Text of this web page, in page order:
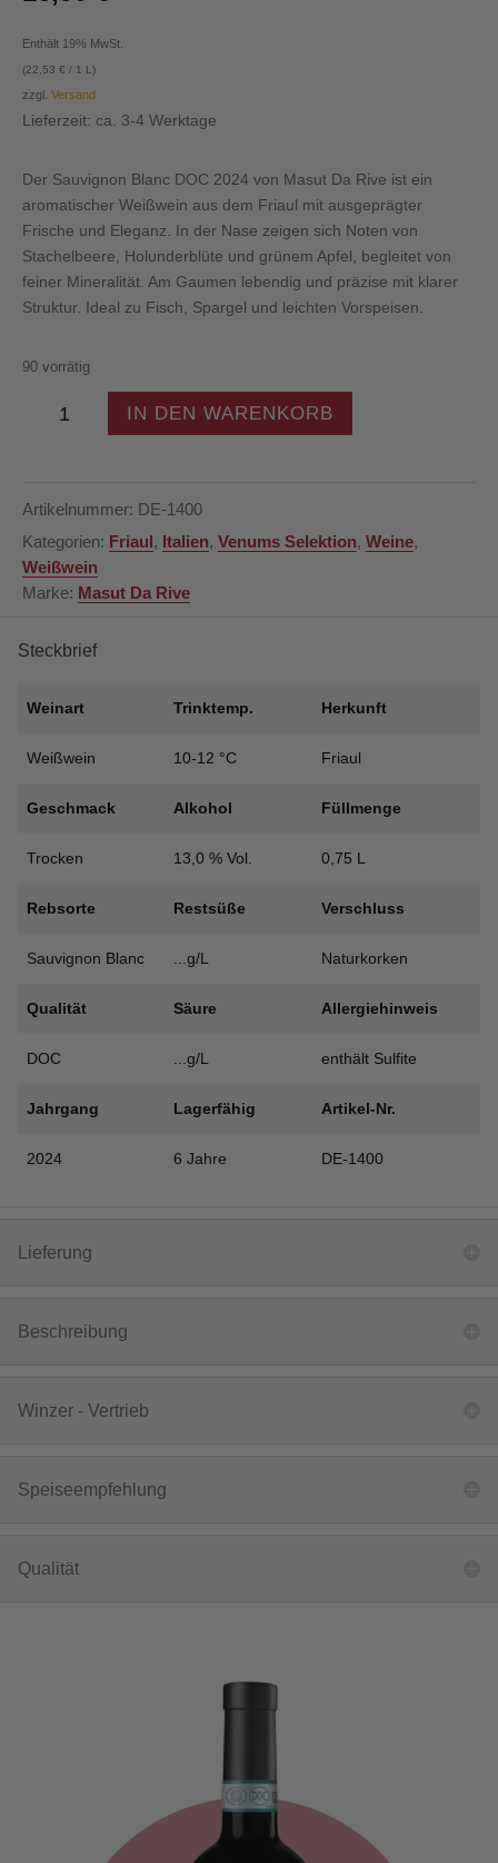
Enthält 19% MwSt.
(22,53 € / 1 L)
zzgl. Versand
Lieferzeit: ca. 3-4 Werktage
Der Sauvignon Blanc DOC 2024 von Masut Da Rive ist ein
aromatischer Weißwein aus dem Friaul mit ausgeprägter
Frische und Eleganz. In der Nase zeigen sich Noten von
Stachelbeere, Holunderblüte und grünem Apfel, begleitet von
feiner Mineralität. Am Gaumen lebendig und präzise mit klarer
Struktur. Ideal zu Fisch, Spargel und leichten Vorspeisen.
90 vorrätig
Blanc
DOC
2024
-
-
Menge
IN DEN WARENKORB
Artikelnummer: DE-1400
Kategorien: Friaul, Italien, Venums Selektion, Weine,
Weißwein
Marke: Masut Da Rive
Steckbrief
Weinart Trinktemp. Herkunft
Weißwein 10-12 °C Friaul
Geschmack Alkohol Füllmenge
Trocken 13,0 % Vol. 0,75 L
Rebsorte Restsüße Verschluss
Sauvignon Blanc ...g/L Naturkorken
Qualität Säure Allergiehinweis
DOC ...g/L enthält Sulfite
Jahrgang Lagerfähig Artikel-Nr.
2024 6 Jahre DE-1400
Lieferung
Beschreibung
Winzer - Vertrieb
Speiseempfehlung
Qualität